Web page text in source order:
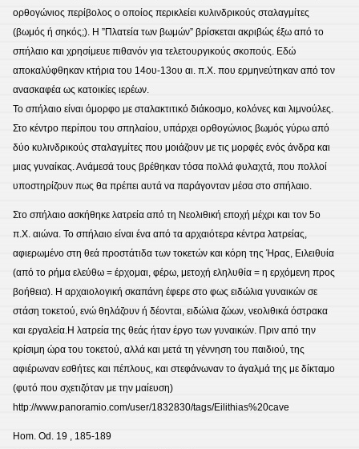
ορθογώνιος περίβολος ο οποίος περικλείει κυλινδρικούς σταλαγμίτες
(βωμός ή σηκός;). Η ”Πλατεία των βωμών” βρίσκεται ακριβώς έξω από το
σπήλαιο και χρησίμευε πιθανόν για τελετουργικούς σκοπούς. Εδώ
αποκαλύφθηκαν κτήρια του 14ου-13ου αι. π.X. που ερμηνεύτηκαν από τον
ανασκαφέα ως κατοικίες ιερέων.
Το σπήλαιο είναι όμορφο με σταλακτιτικό διάκοσμο, κολόνες και λιμνούλες.
Στο κέντρο περίπου του σπηλαίου, υπάρχει ορθογώνιος βωμός γύρω από
δύο κυλινδρικούς σταλαγμίτες που μοιάζουν με τις μορφές ενός άνδρα και
μιας γυναίκας. Ανάμεσά τους βρέθηκαν τόσα πολλά φυλαχτά, που πολλοί
υποστηρίζουν πως θα πρέπει αυτά να παράγονταν μέσα στο σπήλαιο.
Στο σπήλαιο ασκήθηκε λατρεία από τη Νεολιθική εποχή μέχρι και τον 5ο
π.Χ. αιώνα. Το σπήλαιο είναι ένα από τα αρχαιότερα κέντρα λατρείας,
αφιερωμένο στη θεά προστάτιδα των τοκετών και κόρη της Ήρας, Ειλειθυία
(από το ρήμα ελεύθω = έρχομαι, φέρω, μετοχή εληλυθία = η ερχόμενη προς
βοήθεια). Η αρχαιολογική σκαπάνη έφερε στο φως ειδώλια γυναικών σε
στάση τοκετού, ενώ θηλάζουν ή δέονται, ειδώλια ζώων, νεολιθικά όστρακα
και εργαλεία.Η λατρεία της θεάς ήταν έργο των γυναικών. Πριν από την
κρίσιμη ώρα του τοκετού, αλλά και μετά τη γέννηση του παιδιού, της
αφιέρωναν εσθήτες και πέπλους, και στεφάνωναν το άγαλμά της με δίκταμο
(φυτό που σχετιζόταν με την μαίευση)
http://www.panoramio.com/user/1832830/tags/Eilithias%20cave
Hom. Od. 19 , 185-189